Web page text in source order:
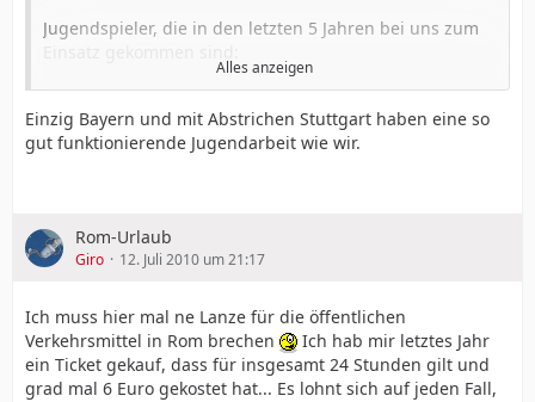
Jugendspieler, die in den letzten 5 Jahren bei uns zum
Jan-Ingwer Callsen-Bracker , hat einige Spiele gemacht
und ist auf eigenen Wunsch zu Mgladbach gewechselt.
Gonzalo Castro150 BL-Spiele sprechen für sich
genügte alles in allem nicht unseren Ansprüchen. Ein
guter 2.Liga Spieler.
gehabt. Muss erstmal wieder viel Spielpraxis sammeln.
Pierre de Wit hat unglaublich viel Verletzungspech
gehabt. Muss erstmal wieder viel Spielpraxis sammeln.
Benedikt Fernandezist im Profikader
Alles anzeigen
Einzig Bayern und mit Abstrichen Stuttgart haben eine so
gut funktionierende Jugendarbeit wie wir.
Rom-Urlaub
Giro 12. Juli 2010 um 21:17
Ich muss hier mal ne Lanze für die öffentlichen
Verkehrsmittel in Rom brechen
Ich hab mir letztes Jahr
ein Ticket gekauf, dass für insgesamt 24 Stunden gilt und
grad mal 6 Euro gekostet hat... Es lohnt sich auf jeden Fall,